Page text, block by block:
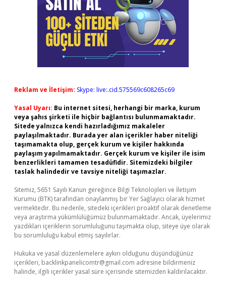
Reklam ve İletişim: Skype: live:.cid.575569c608265c69
Yasal Uyarı: Bu internet sitesi, herhangi bir marka, kurum
veya şahıs şirketi ile hiçbir bağlantısı bulunmamaktadır.
Sitede yalnızca kendi hazırladığımız makaleler
paylaşılmaktadır. Burada yer alan içerikler haber niteliği
taşımamakta olup, gerçek kurum ve kişiler hakkında
paylaşım yapılmamaktadır. Gerçek kurum ve kişiler ile isim
benzerlikleri tamamen tesadüfidir. Sitemizdeki bilgiler
taslak halindedir ve tavsiye niteliği taşımazlar.
Sitemiz, 5651 Sayılı Kanun gereğince Bilgi Teknolojileri ve İletişim
Kurumu (BTK) tarafından onaylanmış bir Yer Sağlayıcı olarak hizmet
vermektedir. Bu nedenle, sitedeki içerikleri proaktif olarak denetleme
veya araştırma yükümlülüğümüz bulunmamaktadır. Ancak, üyelerimiz
yazdıkları içeriklerin sorumluluğunu taşımakta olup, siteye üye olarak
bu sorumluluğu kabul etmiş sayılırlar.
Hukuka ve yasal düzenlemelere aykırı olduğunu düşündüğünüz
içerikleri, backlinkpanelicomtr@gmail.com adresine bildirmeniz
halinde, ilgili içerikler yasal süre içerisinde sitemizden kaldırılacaktır.